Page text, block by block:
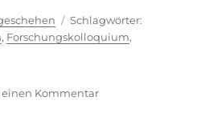
, Forschungskolloquium,
einen Kommentarzu